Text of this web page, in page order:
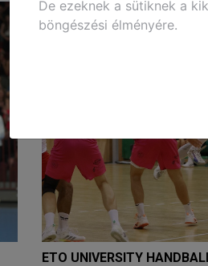
ETO UNIVERSITY
De ezeknek a sütiknek a
böngészési élményére.